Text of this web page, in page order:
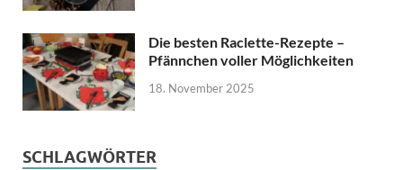
Die besten Raclette-Rezepte –
Pfännchen voller Möglichkeiten
18. November 2025
SCHLAGWÖRTER